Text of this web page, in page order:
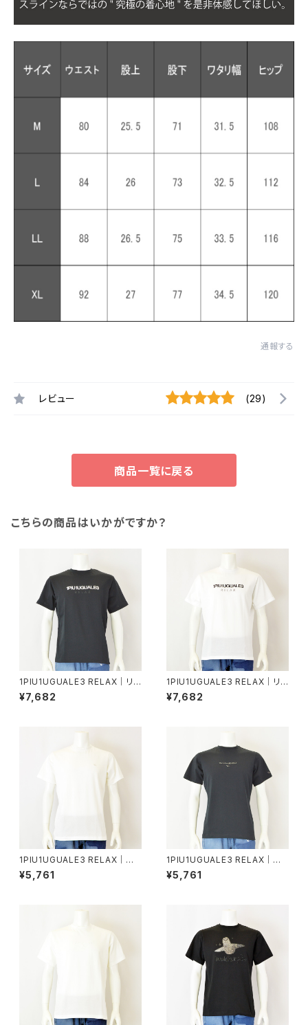
通報する
レビュー (29)
商品一覧に戻る
こちらの商品はいかがですか？
1PIU1UGUALE3 RELAX｜リバ
ースロゴ半袖Tシャツ｜ウノピゥ
ウノウグァーレトレ リラックス メ
¥7,682
1PIU1UGUALE3 RELAX｜リバ
ースロゴ半袖Tシャツ｜ウノピゥ
ウノウグァーレトレ リラックス メ
¥7,682
1PIU1UGUALE3 RELAX｜グ
ロッシー刺繍ネックロゴ半袖T
シャツ｜ウノピゥウノウグァーレ
¥5,761
1PIU1UGUALE3 RELAX｜エ
ンボスロゴ半袖Tシャツ｜ウノピ
ゥウノウグァーレトレ リラックス
¥5,761